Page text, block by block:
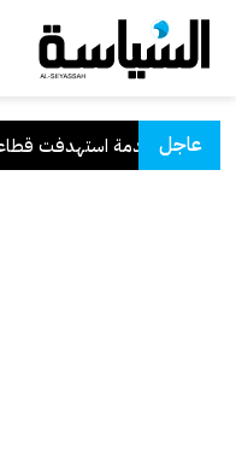
عاجلمتقدمة استهدفت